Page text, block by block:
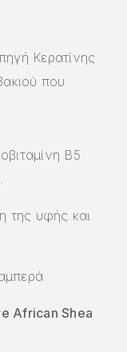
Κερατίνης
που
Β5
της υφής και
African Shea